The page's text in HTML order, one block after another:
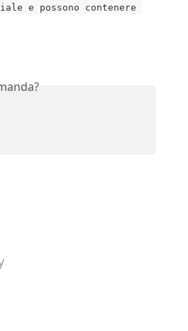
e possono contenere